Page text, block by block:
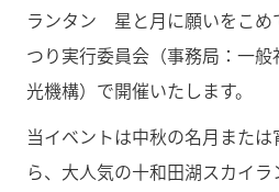
ランタン 星と月に願いをこめ
つり実行委員会（事務局：一
光機構）で開催いたします。
当イベントは中秋の名月また
ら、大人気の十和田湖スカイ